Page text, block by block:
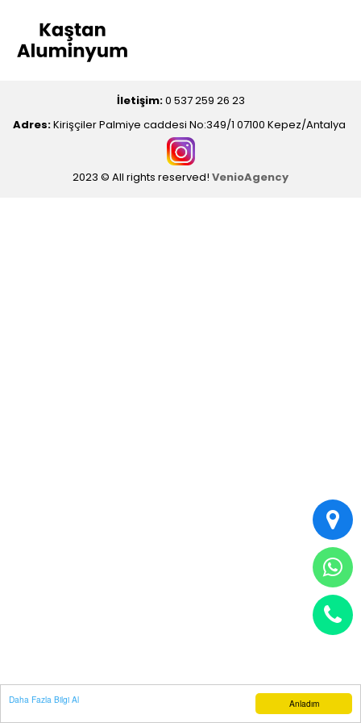
Anladım
Daha Fazla Bilgi Al
İletişim:0 537 259 26 23
Adres:Kirişçiler Palmiye caddesi No:349/1 07100 Kepez/Antalya
2023 © All rights reserved! VenioAgency